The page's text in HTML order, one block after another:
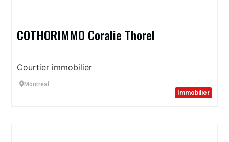
COTHORIMMO Coralie Thorel
Courtier immobilier
Montreal
Immobilier